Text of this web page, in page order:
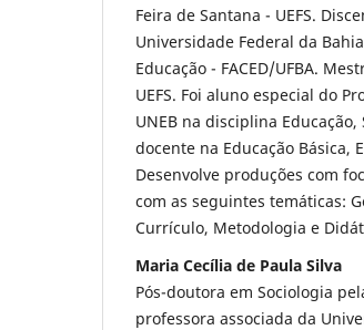
Feira de Santana - UEFS.
Universidade Federal da
Educação - FACED/UFBA.
UEFS. Foi aluno especial do
UNEB na disciplina
docente na Educação Básica,
Desenvolve produções com
com as seguintes temáticas:
Currículo, Metodologia e
Maria Cecília de Paula Silva
Pós-doutora em Sociologia
professora associada da